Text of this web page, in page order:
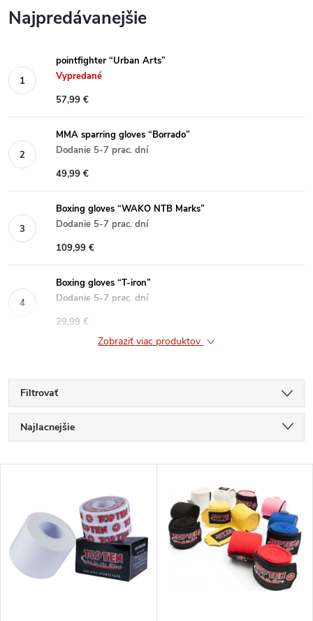
Najpredávanejšie
pointfighter “Urban Arts”
Vypredané
57,99 €
MMA sparring gloves “Borrado”
Dodanie 5-7 prac. dní
49,99 €
Boxing gloves “WAKO NTB Marks”
Dodanie 5-7 prac. dní
109,99 €
Boxing gloves “T-iron”
Dodanie 5-7 prac. dní
29,99 €
Zobraziť viac produktov
Filtrovať
R
a
e
n
Najlacnejšie
Abecedne
p